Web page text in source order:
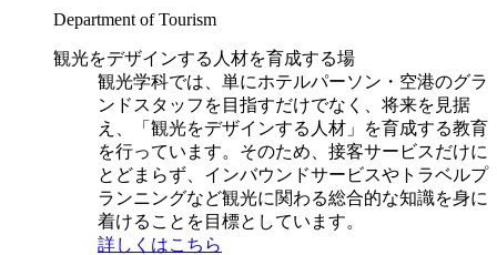
Department of Tourism
観光をデザインする人材を育成する場
観光学科では、単にホテルパーソン・空港のグラ
ンドスタッフを目指すだけでなく、将来を見据
え、「観光をデザインする人材」を育成する教育
を行っています。そのため、接客サービスだけに
とどまらず、インバウンドサービスやトラベルプ
ランニングなど観光に関わる総合的な知識を身に
着けることを目標としています。
詳しくはこちら